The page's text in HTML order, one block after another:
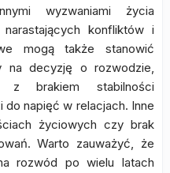
wyzwaniami życia
konfliktów i
mogą także stanowić
na decyzję o rozwodzie,
z brakiem stabilności
napięć w relacjach. Inne
życiowych czy brak
Warto zauważyć, że
rozwód po wielu latach